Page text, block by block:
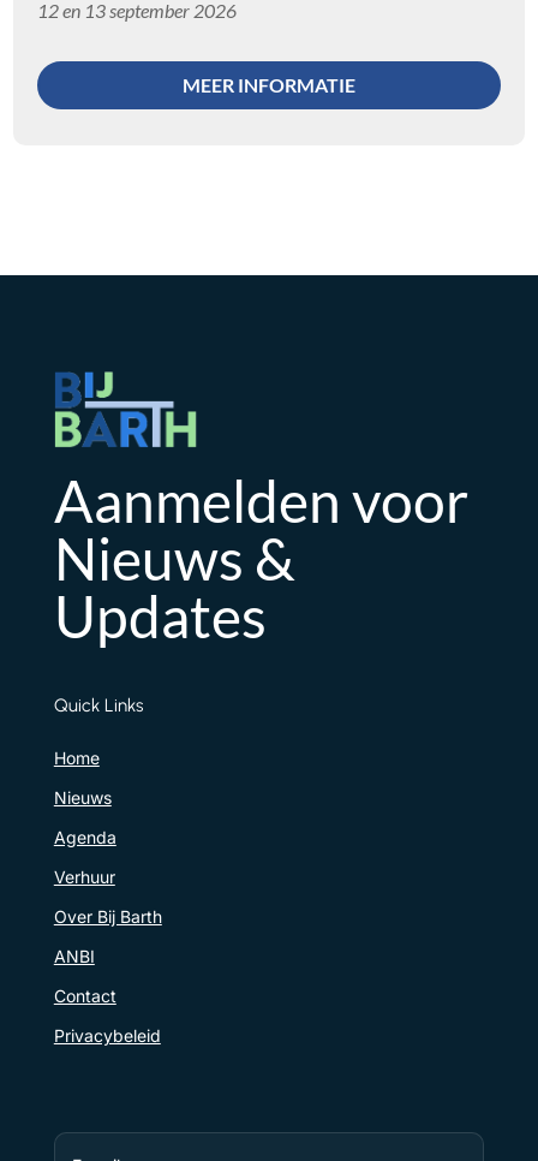
12 en 13 september 2026
MEER INFORMATIE
Aanmelden voor
Nieuws &
Updates
Quick Links
Home
Nieuws
Agenda
Verhuur
Over Bij Barth
ANBI
Contact
Privacybeleid